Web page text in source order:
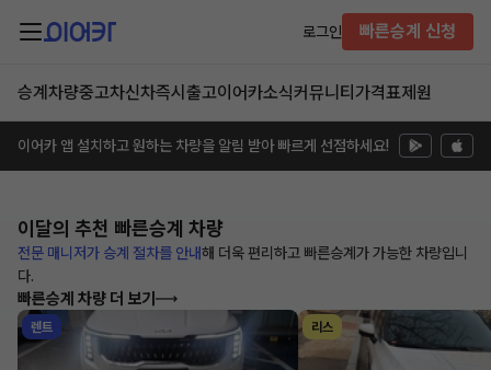
로그인 빠른승계 신청
승계차량중고차신차즉시출고이어카소식커뮤니티 가격표제원
이어카 앱 설치하고 원하는 차량을 알림 받아 빠르게 선점하세요!
이달의 추천 빠른승계 차량
전문 매니저가 승계 절차를 안내해 더욱 편리하고 빠른승계가 가능한 차량입니
다.
빠른승계 차량 더 보기
렌트 리스